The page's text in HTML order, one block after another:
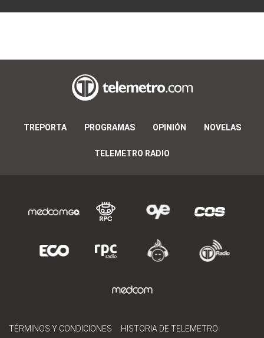
TREPORTA PROGRAMAS OPINIÓN NOVELAS
TELEMETRO RADIO
TÉRMINOS Y CONDICIONES
HISTORIA DE TELEMETRO